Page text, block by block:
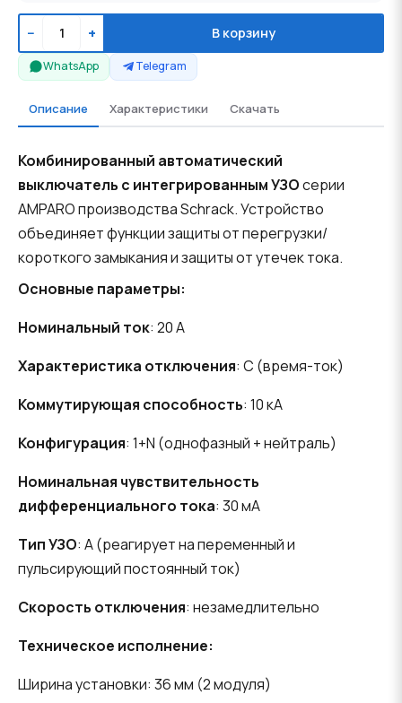
− + В корзину
WhatsApp Telegram
Описание Характеристики Скачать
Комбинированный автоматический
выключатель с интегрированным УЗОсерии
AMPARO производства Schrack. Устройство
объединяет функции защиты от перегрузки/
короткого замыкания и защиты от утечек тока.
Основные параметры:
Номинальный ток: 20 А
Характеристика отключения: C (время-ток)
Коммутирующая способность: 10 кА
Конфигурация: 1+N (однофазный + нейтраль)
Номинальная чувствительность
дифференциального тока: 30 мА
Тип УЗО: A (реагирует на переменный и
пульсирующий постоянный ток)
Скорость отключения: незамедлительно
Техническое исполнение:
Ширина установки: 36 мм (2 модуля)